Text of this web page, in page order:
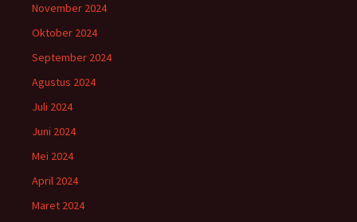
November 2024
Oktober 2024
September 2024
Agustus 2024
Juli 2024
Juni 2024
Mei 2024
April 2024
Maret 2024